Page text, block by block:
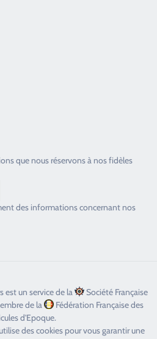
que nous réservons à nos fidèles
des informations concernant nos
est un service de la
Société Française
de la
Fédération Française des
d'Epoque.
des cookies pour vous garantir une
passionnés